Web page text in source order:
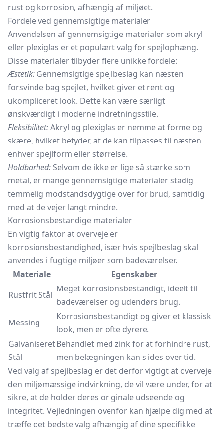
rust og korrosion, afhængig af miljøet.
Fordele ved gennemsigtige materialer
Anvendelsen af gennemsigtige materialer som akryl
eller plexiglas er et populært valg for spejlophæng.
Disse materialer tilbyder flere unikke fordele:
Æstetik: Gennemsigtige spejlbeslag kan næsten
forsvinde bag spejlet, hvilket giver et rent og
ukompliceret look. Dette kan være særligt
ønskværdigt i moderne indretningsstile.
Fleksibilitet:Akryl og plexiglas er nemme at forme og
skære, hvilket betyder, at de kan tilpasses til næsten
enhver spejlform eller størrelse.
Holdbarhed: Selvom de ikke er lige så stærke som
metal, er mange gennemsigtige materialer stadig
temmelig modstandsdygtige over for brud, samtidig
med at de vejer langt mindre.
Korrosionsbestandige materialer
En vigtig faktor at overveje er
korrosionsbestandighed, især hvis spejlbeslag skal
anvendes i fugtige miljøer som badeværelser.
Materiale
Egenskaber
Rustfrit Stål
Meget korrosionsbestandigt, ideelt til
badeværelser og udendørs brug.
Messing
Korrosionsbestandigt og giver et klassisk
look, men er ofte dyrere.
Galvaniseret
Stål
Behandlet med zink for at forhindre rust,
men belægningen kan slides over tid.
Ved valg af spejlbeslag er det derfor vigtigt at overveje
den miljømæssige indvirkning, de vil være under, for at
sikre, at de holder deres originale udseende og
integritet. Vejledningen ovenfor kan hjælpe dig med at
træffe det bedste valg afhængig af dine specifikke